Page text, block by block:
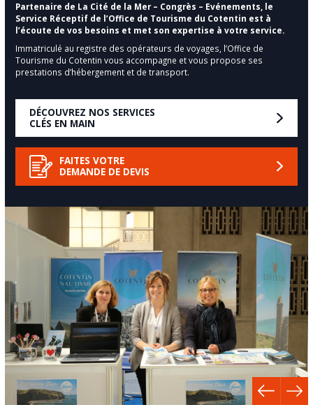
Partenaire de La Cité de la Mer – Congrès – Evénements, le
Service Réceptif de l’Office de Tourisme du Cotentin est à
l’écoute de vos besoins et met son expertise à votre service.
Immatriculé au registre des opérateurs de voyages, l’Office de
Tourisme du Cotentin vous accompagne et vous propose ses
prestations d’hébergement et de transport.
DÉCOUVREZ NOS SERVICES
CLÉS EN MAIN
FAITES VOTRE
DEMANDE DE DEVIS